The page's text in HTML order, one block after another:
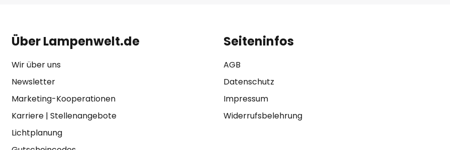
Über Lampenwelt.de
Wir über uns
Newsletter
Marketing-Kooperationen
Karriere| Stellenangebote
Lichtplanung
Seiteninfos
AGB
Datenschutz
Impressum
Widerrufsbelehrung